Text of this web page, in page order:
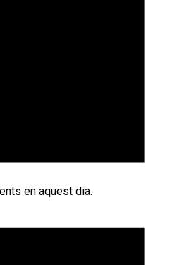
en aquest dia.